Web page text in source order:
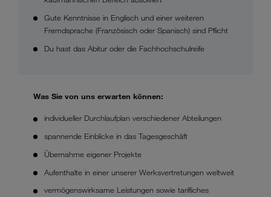
Gute Kenntnisse in Englisch und einer weiteren
Fremdsprache (Französisch oder Spanisch) sind Pflicht
Du hast das Abitur oder die Fachhochschulreife
Was Sie von uns erwarten können:
individueller Durchlaufplan verschiedener Abteilungen
spannende Einblicke in das Tagesgeschäft
Übernahme eigener Projekte
Aufenthalte in einer unserer Werksvertretungen weltweit
ver­mö­gens­wirk­same Leis­tun­gen sowie tarif­li­ches